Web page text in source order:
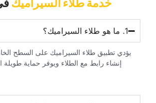
‏يؤدي تطبيق طلاء السيراميك على السطح
إنشاء رابط مع الطلاء ويوفر حماية طويلة